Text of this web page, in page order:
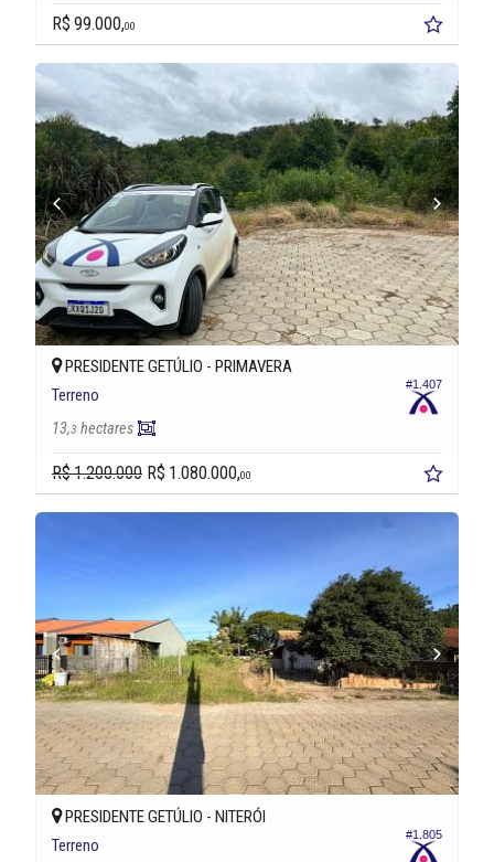
R$ 99.000,00
#1.407
PRESIDENTE GETÚLIO - PRIMAVERA
Terreno
13,3 hectares
R$ 1.200.000 R$ 1.080.000,00
#1.805
PRESIDENTE GETÚLIO - NITERÓI
Terreno